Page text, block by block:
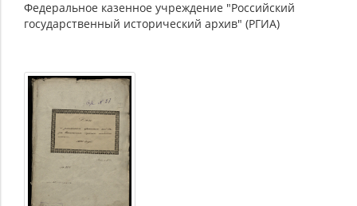
Федеральное казенное учреждение "Российский
государственный исторический архив" (РГИА)